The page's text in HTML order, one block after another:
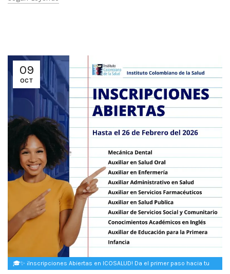
09
OCT
🎓✨ ¡Inscripciones Abiertas en ICOSALUD! Da el primer paso hacia tu